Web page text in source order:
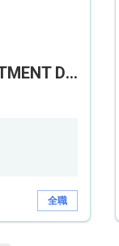
THE REPULSE BAY RECRUITMENT DAY 淺水灣影灣園人才招聘會
全職